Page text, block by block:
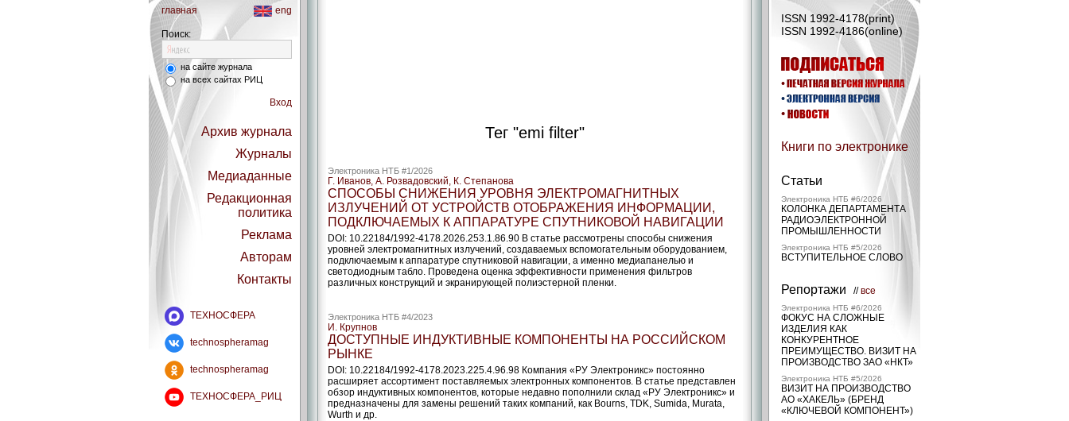
главная eng
Поиск:
на сайте журнала
на всех сайтах РИЦ
Вход
Архив журнала
Журналы
Медиаданные
Редакционная
политика
Реклама
Авторам
Контакты
ТЕХНОСФЕРА
technospheramag
technospheramag
ТЕХНОСФЕРА_РИЦ
ISSN 1992-4178(print)
ISSN 1992-4186(online)
Книги по электронике
Статьи
Электроника НТБ #6/2026
КОЛОНКА ДЕПАРТАМЕНТА
РАДИОЭЛЕКТРОННОЙ
ПРОМЫШЛЕННОСТИ
Электроника НТБ #5/2026
ВСТУПИТЕЛЬНОЕ СЛОВО
Репортажи //все
Электроника НТБ #6/2026
ФОКУС НА СЛОЖНЫЕ
ИЗДЕЛИЯ КАК
КОНКУРЕНТНОЕ
ПРЕИМУЩЕСТВО. ВИЗИТ НА
ПРОИЗВОДСТВО ЗАО «НКТ»
Электроника НТБ #5/2026
ВИЗИТ НА ПРОИЗВОДСТВО
АО «ХАКЕЛЬ» (БРЕНД
«КЛЮЧЕВОЙ КОМПОНЕНТ»)
Тег "emi filter"
Электроника НТБ #1/2026
Г. Иванов, А. Розвадовский, К. Степанова
CПОСОБЫ СНИЖЕНИЯ УРОВНЯ ЭЛЕКТРОМАГНИТНЫХ
ИЗЛУЧЕНИЙ ОТ УСТРОЙСТВ ОТОБРАЖЕНИЯ ИНФОРМАЦИИ,
ПОДКЛЮЧАЕМЫХ К АППАРАТУРЕ СПУТНИКОВОЙ НАВИГАЦИИ
DOI: 10.22184/1992-4178.2026.253.1.86.90 В статье рассмотрены способы снижения
уровней электромагнитных излучений, создаваемых вспомогательным оборудованием,
подключаемым к аппаратуре спутниковой навигации, а именно медиапанелью и
светодиодным табло. Проведена оценка эффективности применения фильтров
различных конструкций и экранирующей полиэстерной пленки.
Электроника НТБ #4/2023
И. Крупнов
ДОСТУПНЫЕ ИНДУКТИВНЫЕ КОМПОНЕНТЫ НА РОССИЙСКОМ
РЫНКЕ
DOI: 10.22184/1992-4178.2023.225.4.96.98 Компания «РУ Электроникс» постоянно
расширяет ассортимент поставляемых электронных компонентов. В статье представлен
обзор индуктивных компонентов, которые недавно пополнили склад «РУ Электроникс» и
предназначены для замены решений таких компаний, как Bourns, TDK, Sumida, Murata,
Wurth и др.